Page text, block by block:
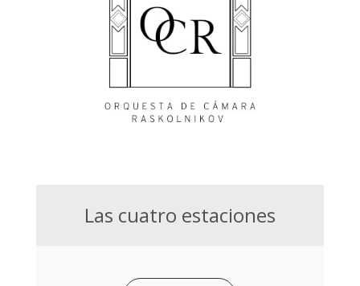
Las cuatro estaciones